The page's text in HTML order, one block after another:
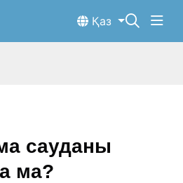
Қаз
сауданы
ма?